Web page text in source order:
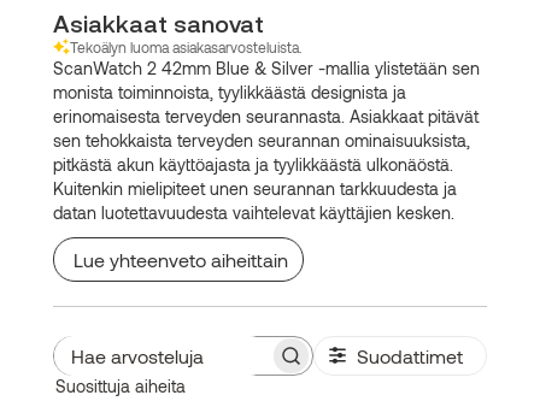
Asiakkaat sanovat
Tekoälyn luoma asiakasarvosteluista.
ScanWatch 2 42mm Blue & Silver -mallia ylistetään sen
monista toiminnoista, tyylikkäästä designista ja
erinomaisesta terveyden seurannasta. Asiakkaat pitävät
sen tehokkaista terveyden seurannan ominaisuuksista,
pitkästä akun käyttöajasta ja tyylikkäästä ulkonäöstä.
Kuitenkin mielipiteet unen seurannan tarkkuudesta ja
datan luotettavuudesta vaihtelevat käyttäjien kesken.
Lue yhteenveto aiheittain
Hae
arvosteluja
Suodattimet
Suosittuja aiheita